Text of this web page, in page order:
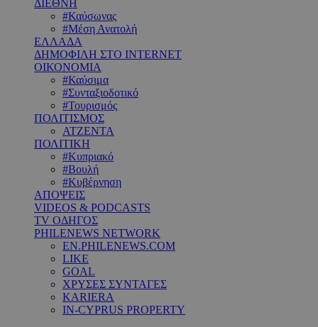
ΔΙΕΘΝΗ
#Καύσωνας
#Μέση Ανατολή
ΕΛΛΑΔΑ
ΔΗΜΟΦΙΛΗ ΣΤΟ INTERNET
ΟΙΚΟΝΟΜΙΑ
#Καύσιμα
#Συνταξιοδοτικό
#Τουρισμός
ΠΟΛΙΤΙΣΜΟΣ
ΑΤΖΕΝΤΑ
ΠΟΛΙΤΙΚΗ
#Κυπριακό
#Βουλή
#Κυβέρνηση
ΑΠΟΨΕΙΣ
VIDEOS & PODCASTS
TV ΟΔΗΓΟΣ
PHILENEWS NETWORK
EN.PHILENEWS.COM
LIKE
GOAL
ΧΡΥΣΕΣ ΣΥΝΤΑΓΕΣ
KARIERA
IN-CYPRUS PROPERTY